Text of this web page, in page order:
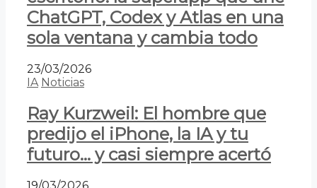
ChatGPT, Codex y Atlas en una
sola ventana y cambia todo
23/03/2026
IA Noticias
Ray Kurzweil: El hombre que
predijo el iPhone, la IA y tu
futuro… y casi siempre acertó